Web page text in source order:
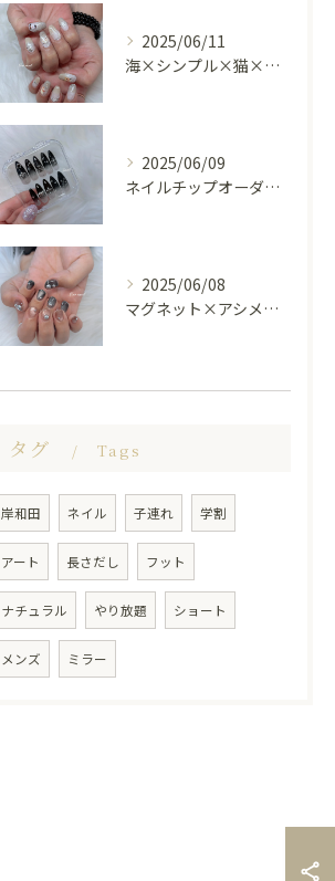
2025/06/11
海×シンプル×猫×上品 nail🐈🐚✨
2025/06/09
ネイルチップオーダー受け付けてます😊🤍
2025/06/08
マグネット×アシメシルバー nail🤍🩶
タグ Tags
岸和田 ネイル 子連れ 学割
アート 長さだし フット
ナチュラル やり放題 ショート
メンズ ミラー